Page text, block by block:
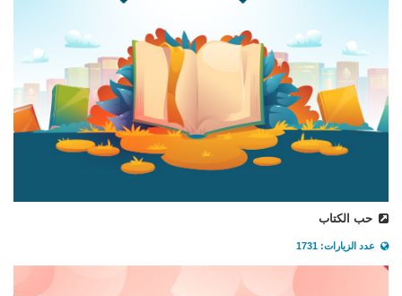
حب الكتاب
عدد الزيارات: 1731